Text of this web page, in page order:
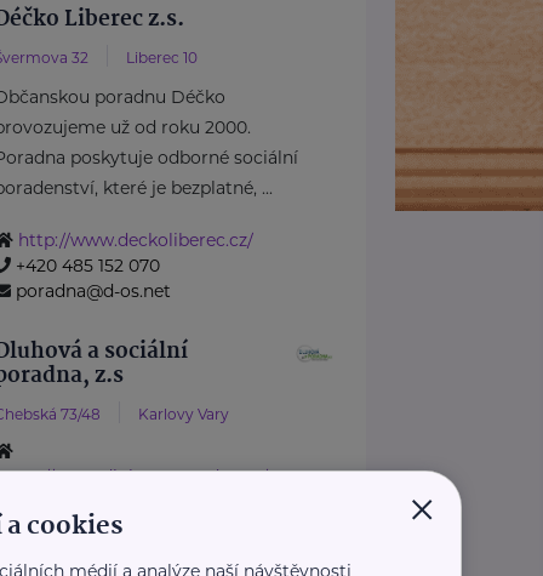
Liberec z.s.
32 Liberec 10
poradnu Déčko
už od roku 2000.
poskytuje odborné sociální
které je bezplatné, ...
http://www.deckoliberec.cz/
+420 485 152 070
poradna@d-os.net
a sociální
z.s
73/48 Karlovy Vary
www.dluhovaporadna.cz/
info@dluhovaporadna.cz
×
cookies
médií a analýze naší návštěvnosti